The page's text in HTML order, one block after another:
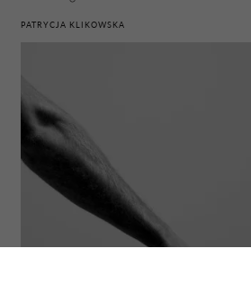
PATRYCJA KLIKOWSKA